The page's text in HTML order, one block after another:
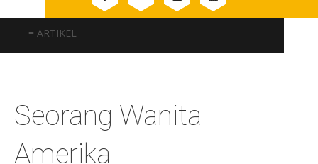
≡ ARTIKEL
Seorang Wanita
Amerika